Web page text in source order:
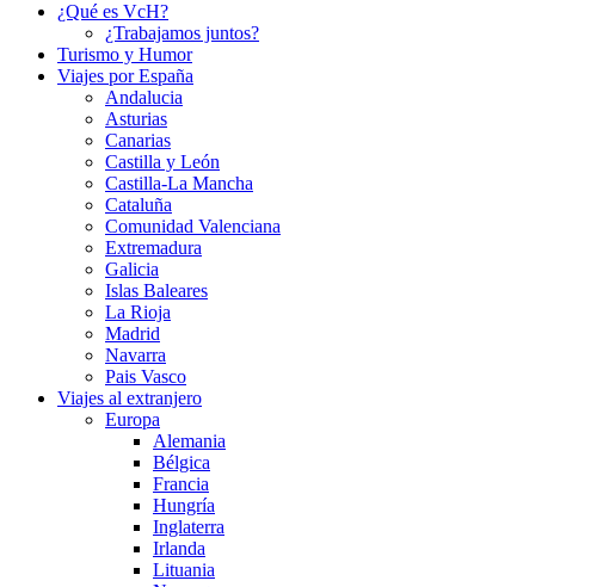
¿Qué es VcH?
¿Trabajamos juntos?
Turismo y Humor
Viajes por España
Andalucia
Asturias
Canarias
Castilla y León
Castilla-La Mancha
Cataluña
Comunidad Valenciana
Extremadura
Galicia
Islas Baleares
La Rioja
Madrid
Navarra
Pais Vasco
Viajes al extranjero
Europa
Alemania
Bélgica
Francia
Hungría
Inglaterra
Irlanda
Lituania